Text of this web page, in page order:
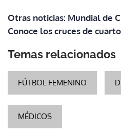
Otras noticias: Mundial de
Conoce los cruces de
Temas relacionados
FÚTBOL FEMENINO
MÉDICOS